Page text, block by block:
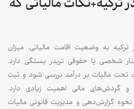
مالیاتی که
به وضعیت اقامت مالیاتی، میزان
یا حقوقی تریدر بستگی دارد.
بر درآمد بررسی شود و ثبت
مالی اهمیت زیادی دارد.
گزارش‌دهی و مدیریت قانونی مالیات